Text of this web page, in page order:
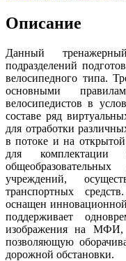
Описание
Данный
подразделений
велосипедного типа.
основными
велосипедистов в
составе ряд
для отработки
в потоке и на
для комплектации
учреждений,
транспортных
оснащен
поддерживает
изображения на МФИ,
позволяющую
дорожной обстановки.